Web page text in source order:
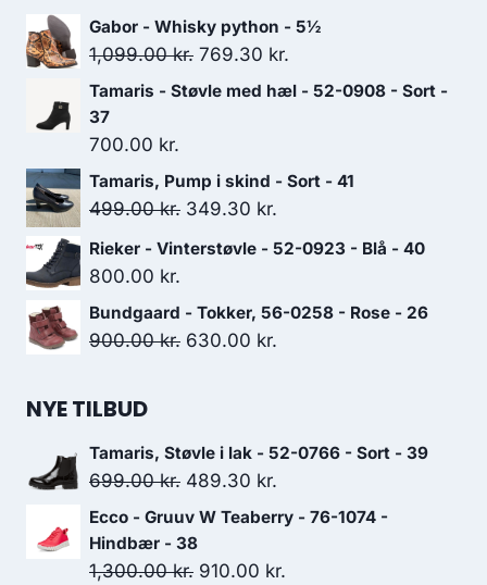
Gabor - Whisky python - 5½
1,099.00kr. Den
oprindelige
1,099.00 kr..
769.30 kr.
aktuelle
769.30 kr..
Tamaris - Støvle med hæl - 52-0908 - Sort -
37
700.00 kr.
Tamaris, Pump i skind - Sort - 41
499.00kr. Den
oprindelige
499.00 kr..
349.30 kr.
aktuelle
349.30 kr..
Rieker - Vinterstøvle - 52-0923 - Blå - 40
800.00 kr.
Bundgaard - Tokker, 56-0258 - Rose - 26
900.00kr. Den
900.00 kr..
630.00 kr.
630.00 kr..
NYE TILBUD
Tamaris, Støvle i lak - 52-0766 - Sort - 39
699.00kr. Den
oprindelige
pris
var:
489.30 kr.
aktuelle
er:
Ecco - Gruuv W Teaberry - 76-1074 -
Hindbær - 38
1,300.00kr. Den
910.00 kr.